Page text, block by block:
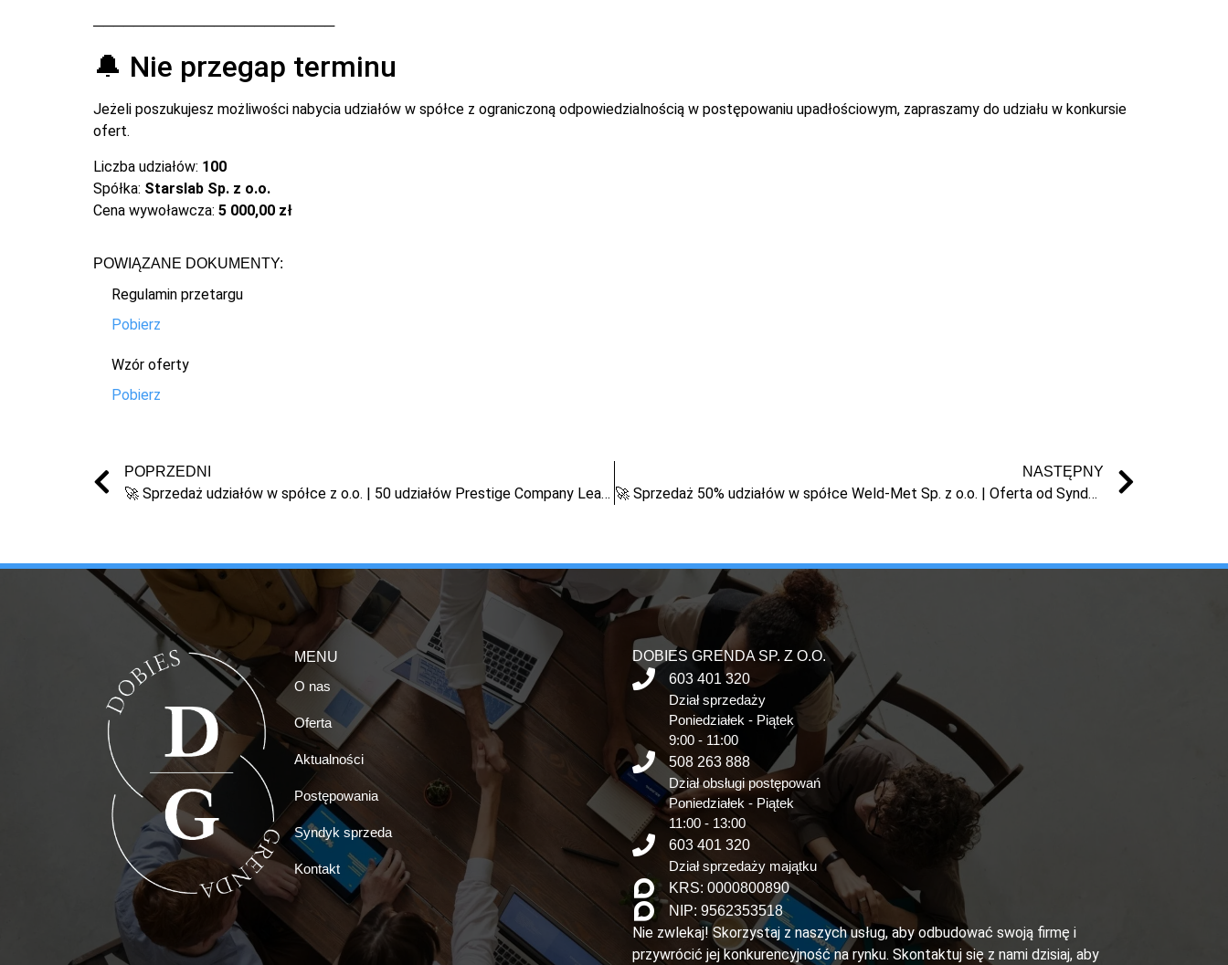
────────────────────────
🔔 Nie przegap terminu
Jeżeli poszukujesz możliwości nabycia udziałów w spółce z ograniczoną odpowiedzialnością w postępowaniu upadłościowym, zapraszamy do udziału w konkursie
ofert.
Liczba udziałów: 100
Spółka: Starslab Sp. z o.o.
Cena wywoławcza: 5 000,00 zł
POWIĄZANE DOKUMENTY:
Regulamin przetargu
Pobierz
Wzór oferty
Pobierz
POPRZEDNI
🚀 Sprzedaż udziałów w spółce z o.o. | 50 udziałów Prestige Company Leasing Sp. z o.o. | Oferta od Syndyka
NASTĘPNY
🚀 Sprzedaż 50% udziałów w spółce Weld-Met Sp. z o.o. | Oferta od Syndyka
MENU
O nas
Oferta
Aktualności
Postępowania
Syndyk sprzeda
Kontakt
DOBIES GRENDA SP. Z O.O.
603 401 320
Dział sprzedaży
Poniedziałek - Piątek
9:00 - 11:00
508 263 888
Dział obsługi postępowań
Poniedziałek - Piątek
11:00 - 13:00
603 401 320
Dział sprzedaży majątku
KRS: 0000800890
NIP: 9562353518
Nie zwlekaj! Skorzystaj z naszych usług, aby odbudować swoją firmę i
przywrócić jej konkurencyjność na rynku. Skontaktuj się z nami dzisiaj, aby